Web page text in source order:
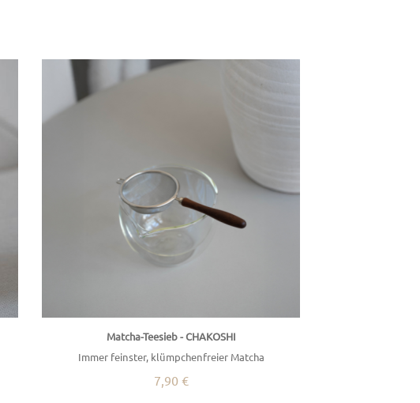
Matcha-Teesieb - CHAKOSHI
Immer feinster, klümpchenfreier Matcha
7,90 €